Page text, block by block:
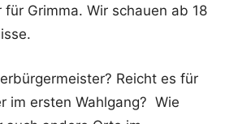
Grimma. Wir schauen ab 18
Reicht es für
im ersten Wahlgang? Wie